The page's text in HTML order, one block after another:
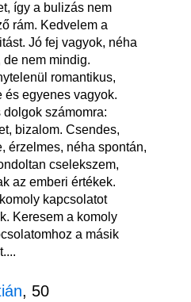
így a bulizás nem
rám. Kedvelem a
Jó fej vagyok, néha
de nem mindig.
romantikus,
és egyenes vagyok.
dolgok számomra:
bizalom. Csendes,
érzelmes, néha spontán,
cselekszem,
az emberi értékek.
kapcsolatot
Keresem a komoly
a másik
, 50